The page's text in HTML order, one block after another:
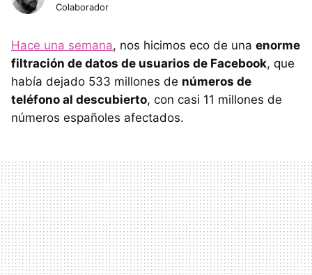
Colaborador
Hace una semana, nos hicimos eco de una enorme
filtración de datos de usuarios de Facebook, que
había dejado 533 millones de números de
teléfono al descubierto, con casi 11 millones de
números españoles afectados.